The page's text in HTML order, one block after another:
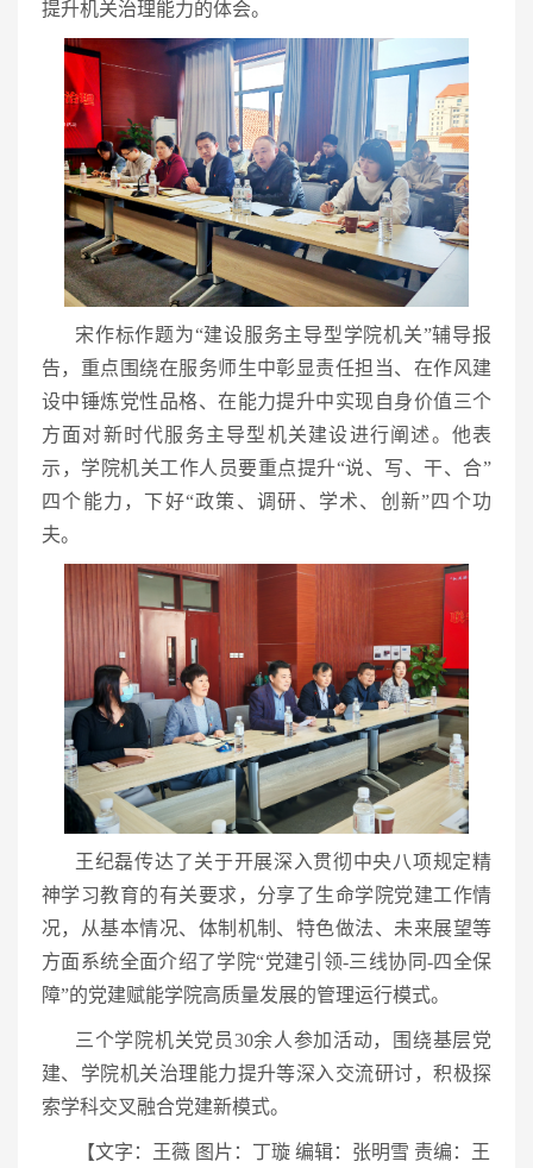
提升机关治理能力的体会。
宋作标作题为“建设服务主导型学院机关”辅导报
告，重点围绕在服务师生中彰显责任担当、在作风建
设中锤炼党性品格、在能力提升中实现自身价值三个
方面对新时代服务主导型机关建设进行阐述。他表
示，学院机关工作人员要重点提升“说、写、干、合”
四个能力，下好“政策、调研、学术、创新”四个功
夫。
王纪磊传达了关于开展深入贯彻中央八项规定精
神学习教育的有关要求，分享了生命学院党建工作情
况，从基本情况、体制机制、特色做法、未来展望等
方面系统全面介绍了学院“党建引领-三线协同-四全保
障”的党建赋能学院高质量发展的管理运行模式。
三个学院机关党员30余人参加活动，围绕基层党
建、学院机关治理能力提升等深入交流研讨，积极探
索学科交叉融合党建新模式。
【文字：王薇 图片：丁璇 编辑：张明雪 责编：王